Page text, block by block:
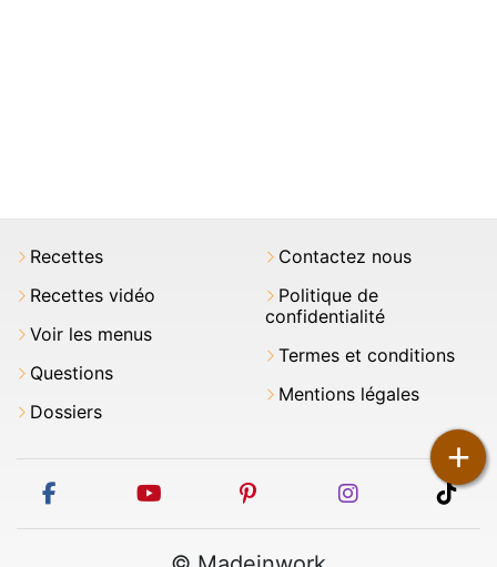
+
Recettes
Recettes vidéo
Voir les menus
Questions
Dossiers
Contactez nous
Politique de
confidentialité
Termes et conditions
Mentions légales
facebook youtube pinterest instagram